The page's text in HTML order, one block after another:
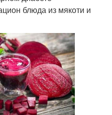
блюда из мякоти и